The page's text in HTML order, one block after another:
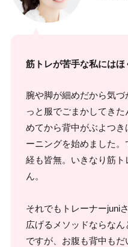
筋トレが苦手な私には
腕や脚が細めだから気
っと服でごまかしてき
めてから背中がぶよつ
ーニングを始めました
経も皆無。いきなり筋
ん。
それでもトレーナーjuni
広げるメソッドならな
ですが、お腹も背中も